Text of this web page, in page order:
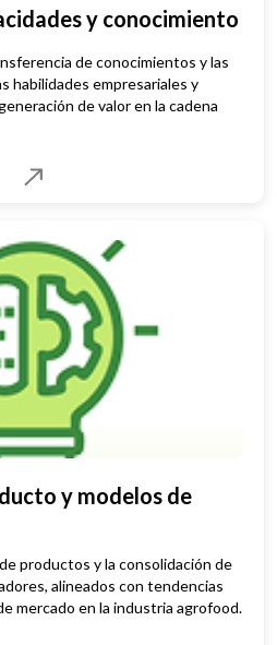
y conocimiento
de conocimientos y las
habilidades empresariales y
de valor en la cadena
y modelos de
productos y la consolidación de
alineados con tendencias
mercado en la industria agrofood.